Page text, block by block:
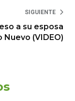
SIGUIENTE
a su esposa
(VIDEO)